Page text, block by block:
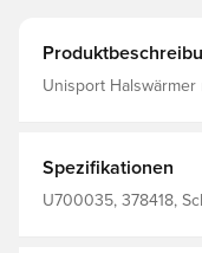
Unisport
Spezifikationen
U700035, 378418,